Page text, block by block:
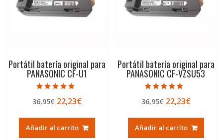
Portátil batería original para
PANASONIC CF-U1
5.00
de 5
36,95€ El
original
era:
22,23€El
actual
es:
Añadir al carrito
Portátil batería original para
PANASONIC CF-VZSU53
5.00
de 5
36,95€ El
original
era:
22,23€El
actual
es:
Añadir al carrito